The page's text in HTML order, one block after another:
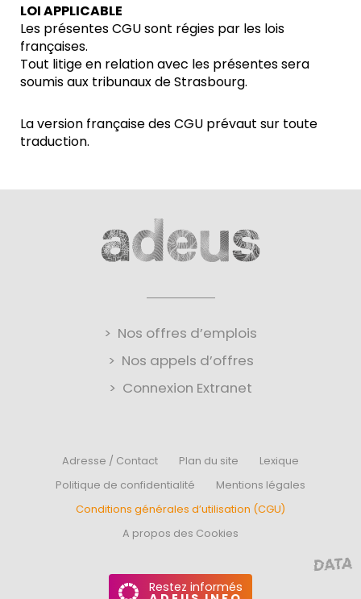
LOI APPLICABLE
Les présentes CGU sont régies par les lois
françaises.
Tout litige en relation avec les présentes sera
soumis aux tribunaux de Strasbourg.
La version française des CGU prévaut sur toute
traduction.
Nos offres d’emplois
Nos appels d’offres
Connexion Extranet
Adresse / Contact Plan du site
Lexique
Politique de confidentialité
Mentions légales
Conditions générales d’utilisation (CGU)
A propos des Cookies
Restez informés